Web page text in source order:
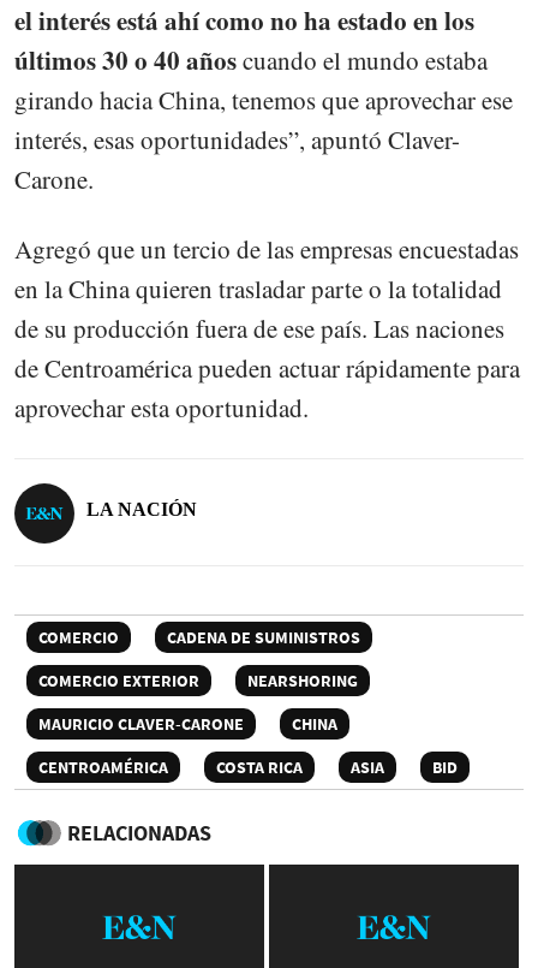
el interés está ahí como no ha estado en los
últimos 30 o 40 añoscuando el mundo estaba
girando hacia China, tenemos que aprovechar ese
interés, esas oportunidades”, apuntó Claver-
Carone.
Agregó que un tercio de las empresas encuestadas
en la China quieren trasladar parte o la totalidad
de su producción fuera de ese país. Las naciones
de Centroamérica pueden actuar rápidamente para
aprovechar esta oportunidad.
LA NACIÓN
COMERCIO
CADENA DE SUMINISTROS
COMERCIO EXTERIOR
NEARSHORING
MAURICIO CLAVER-CARONE
CHINA
CENTROAMÉRICA
COSTA RICA ASIA BID
RELACIONADAS